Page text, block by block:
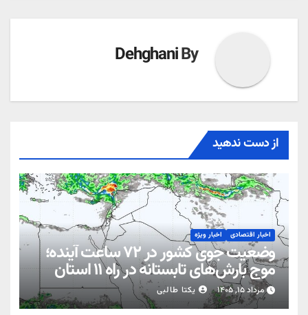
By
Dehghani
از دست ندهید
اخبار اقتصادی اخبار ویژه
وضعیت جوی کشور در ۷۲ ساعت آینده؛
موج بارش‌های تابستانه در راه ۱۱ استان
مرداد ۱۵, ۱۴۰۵ یکتا طالبی